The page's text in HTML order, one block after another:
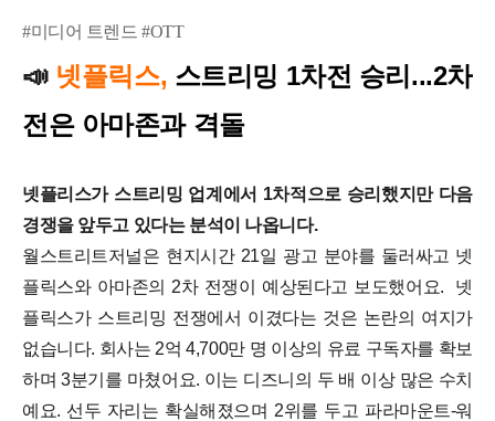
#미디어 트렌드 #OTT
📣 넷플릭스, 스트리밍 1차전 승리...2차
전은 아마존과 격돌
넷플리스가 스트리밍 업계에서 1차적으로 승리했지만 다음
경쟁을 앞두고 있다는 분석이 나옵니다.
월스트리트저널은 현지시간 21일 광고 분야를 둘러싸고 넷
플릭스와 아마존의 2차 전쟁이 예상된다고 보도했어요. 넷
플릭스가 스트리밍 전쟁에서 이겼다는 것은 논란의 여지가
없습니다. 회사는 2억 4,700만 명 이상의 유료 구독자를 확보
하며 3분기를 마쳤어요. 이는 디즈니의 두 배 이상 많은 수치
예요. 선두 자리는 확실해졌으며 2위를 두고 파라마운트-워